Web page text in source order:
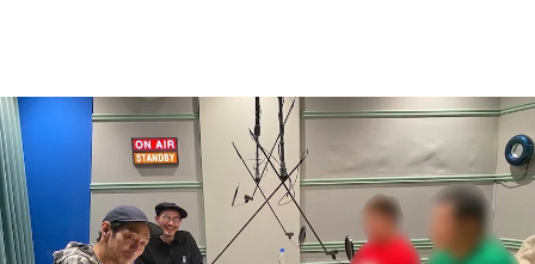
お知らせ
イベント・グッズ
YouTube
会社情報